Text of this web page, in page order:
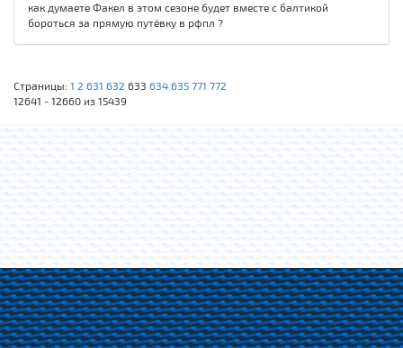
как думаете Факел в этом сезоне будет вместе с балтикой
бороться за прямую путёвку в рфпл ?
Страницы: 1 2 631 632 633 634 635 771 772
12641 - 12660 из 15439